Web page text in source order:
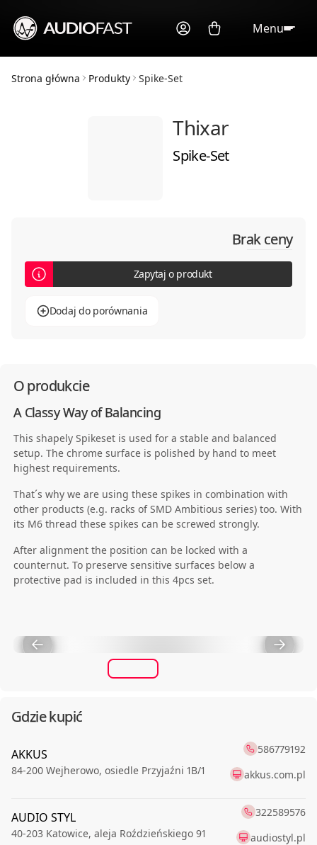
Menu
Strona główna Produkty Spike-Set
Thixar
Spike-Set
Brak ceny
Zapytaj o produkt
Dodaj do porównania
O produkcie
A Classy Way of Balancing
This shapely Spikeset is used for a stable and balanced
setup. The chrome surface is polished by hand to meet
highest requirements.
That´s why we are using these spikes in combination with
other products (e.g. racks of SMD Ambitious series) too. With
its M6 thread these spikes can be screwed strongly.
After alignment the position can be locked with a
counternut. To preserve sensitive surfaces below a
protective pad is included in this 4pcs set.
Gdzie kupić
AKKUS
84-200 Wejherowo, osiedle Przyjaźni 1B/1
586779192
akkus.com.pl
AUDIO STYL
40-203 Katowice, aleja Roździeńskiego 91
322589576
audiostyl.pl